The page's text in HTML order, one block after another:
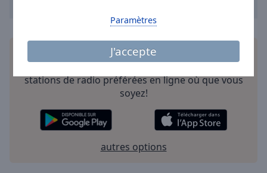
J'accepte
Paramètres
l'applicationgratuite Online Radio Box
pour votre téléphone intelligent et d'écouter vos
stations de radio préférées en ligne où que vous
soyez!
autres options